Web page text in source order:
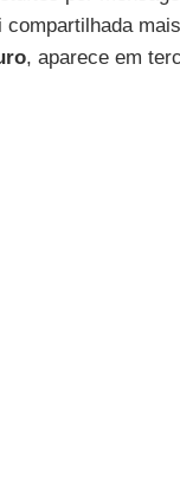
, aparece em